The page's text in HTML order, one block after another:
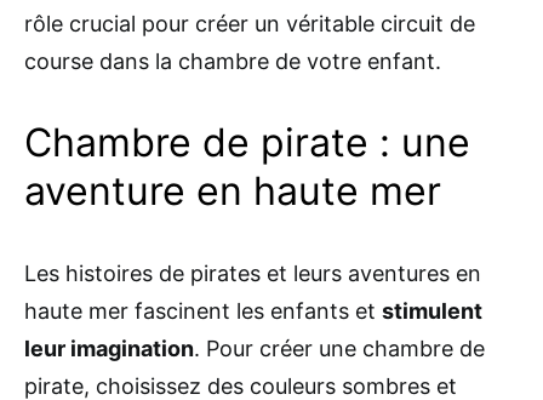
rôle crucial pour créer un véritable circuit de
course dans la chambre de votre enfant.
Chambre de pirate : une
aventure en haute mer
Les histoires de pirates et leurs aventures en
haute mer fascinent les enfants et stimulent
leur imagination. Pour créer une chambre de
pirate, choisissez des couleurs sombres et